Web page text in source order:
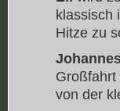
klassisch
Hitze zu
von der